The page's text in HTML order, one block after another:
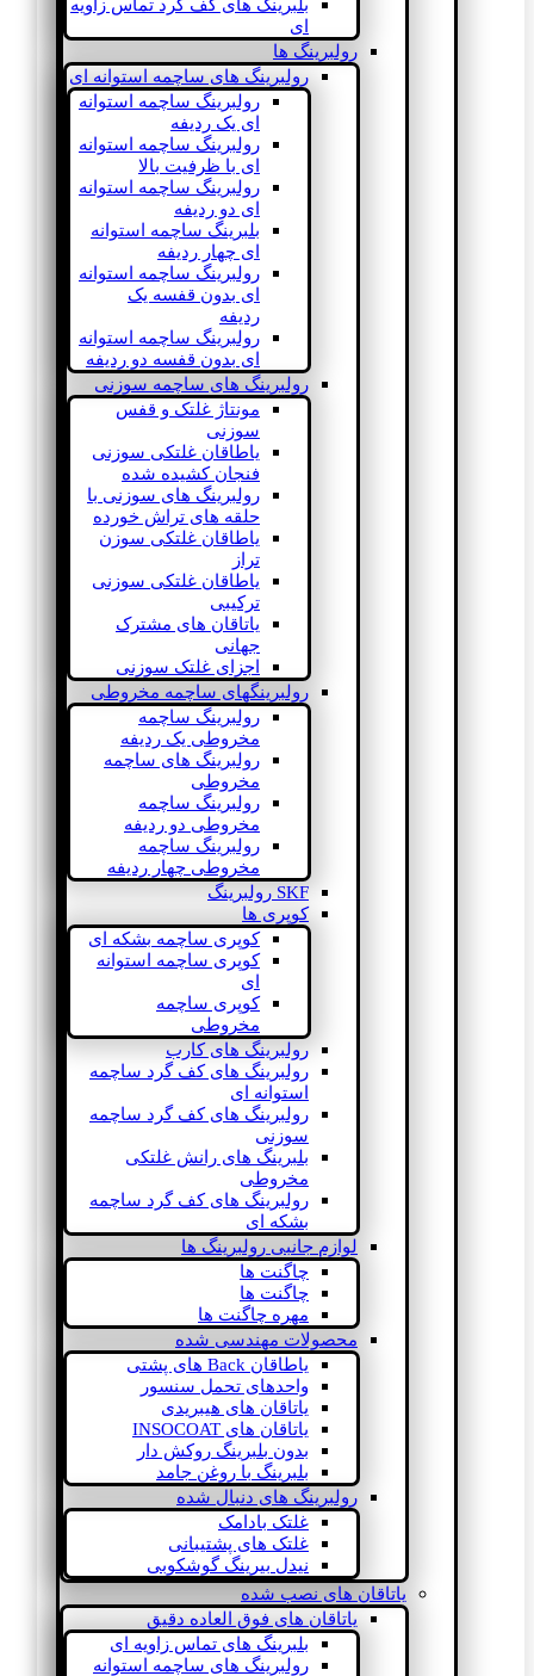
بلبرینگ های کف گرد تماس زاویه
ای
رولبرینگ ها
رولبرینگ های ساچمه استوانه ای
رولبرینگ ساچمه استوانه
ای یک ردیفه
رولبرینگ ساچمه استوانه
ای با ظرفیت بالا
رولبرینگ ساچمه استوانه
ای دو ردیفه
بلبرینگ ساچمه استوانه
ای چهار ردیفه
رولبرینگ ساچمه استوانه
ای بدون قفسه یک
ردیفه
رولبرینگ ساچمه استوانه
ای بدون قفسه دو ردیفه
رولبرینگ های ساچمه سوزنی
مونتاژ غلتک و قفس
سوزنی
یاطاقان غلتکی سوزنی
فنجان کشیده شده
رولبرینگ های سوزنی با
حلقه های تراش خورده
یاطاقان غلتکی سوزن
تراز
یاطاقان غلتکی سوزنی
ترکیبی
یاتاقان های مشترک
جهانی
اجزای غلتک سوزنی
رولبرینگهای ساچمه مخروطی
رولبرینگ ساچمه
مخروطی یک ردیفه
رولبرینگ های ساچمه
مخروطی
رولبرینگ ساچمه
مخروطی دو ردیفه
رولبرینگ ساچمه
مخروطی چهار ردیفه
SKF رولبرینگ
کوپری ها
کوپری ساچمه بشکه ای
کوپری ساچمه استوانه
ای
کوپری ساچمه
مخروطی
رولبرینگ های کارب
رولبرینگ های کف گرد ساچمه
استوانه ای
رولبرینگ های کف گرد ساچمه
سوزنی
بلبرینگ های رانش غلتکی
مخروطی
رولبرینگ های کف گرد ساچمه
بشکه ای
لوازم جانبی رولبرینگ ها
چاگنت ها
چاگنت ها
مهره چاگنت ها
محصولات مهندسی شده
یاطاقان Back های پشتی
واحدهای تحمل سنسور
یاتاقان های هیبریدی
یاتاقان های INSOCOAT
بدون بلبرینگ روکش دار
بلبرینگ با روغن جامد
رولبرینگ های دنبال شده
غلتک بادامک
غلتک های پشتیبانی
نیدل بیرینگ گوشکوبی
یاتاقان های نصب شده
یاتاقان های فوق العاده دقیق
بلبرینگ های تماس زاویه ای
رولبرینگ های ساچمه استوانه